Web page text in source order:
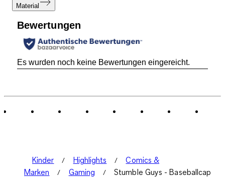
Material
Bewertungen
Es wurden noch keine Bewertungen eingereicht.
Kinder Highlights
Comics &
Marken
Gaming Stumble Guys - Baseballcap